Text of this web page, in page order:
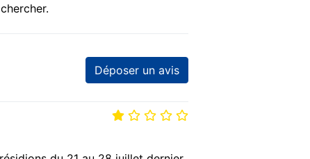
Déposer un avis